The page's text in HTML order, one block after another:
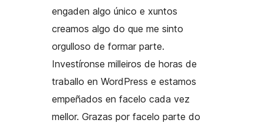
engaden algo único e xuntos
creamos algo do que me sinto
orgulloso de formar parte.
Investíronse milleiros de horas de
traballo en WordPress e estamos
empeñados en facelo cada vez
mellor. Grazas por facelo parte do